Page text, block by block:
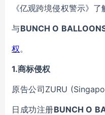
《亿观跨境侵权警示》了
与BUNCH O
权。
1.商标侵权
原告公司ZURU
日成功注册BUNCH O